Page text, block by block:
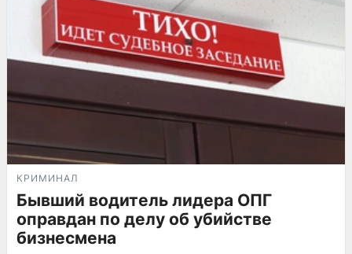
КРИМИНАЛ
Бывший водитель лидера ОПГ
оправдан по делу об убийстве
бизнесмена